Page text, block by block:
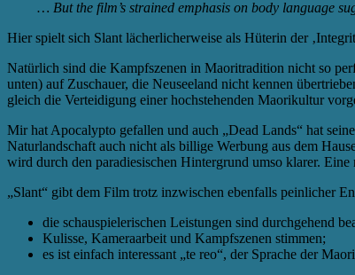
… But the film’s strained emphasis on body language
Hier spielt sich Slant lächerlicherweise als Hüterin der
Natürlich sind die Kampfszenen in Maoritradition nicht so
unten) auf Zuschauer, die Neuseeland nicht kennen
gleich die Verteidigung einer hochstehenden Maorikultur
Mir hat Apocalypto gefallen und auch „Dead Lands“ hat
Naturlandschaft auch nicht als billige Werbung aus dem
wird durch den paradiesischen Hintergrund umso klarer.
„Slant“ gibt dem Film trotz inzwischen ebenfalls peinlicher
die schauspielerischen Leistungen sind durchgehend
Kulisse, Kameraarbeit und Kampfszenen stimmen;
es ist einfach interessant „te reo“, der Sprache der